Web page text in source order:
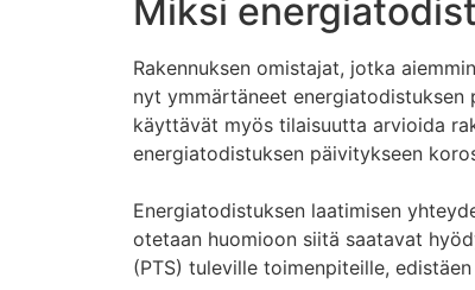
Miksi
Rakennuksen omistajat, jotka
nyt ymmärtäneet
käyttävät myös tilaisuutta arvioida
energiatodistuksen päivitykseen
Energiatodistuksen laatimisen
otetaan huomioon siitä saatavat
(PTS) tuleville toimenpiteille,